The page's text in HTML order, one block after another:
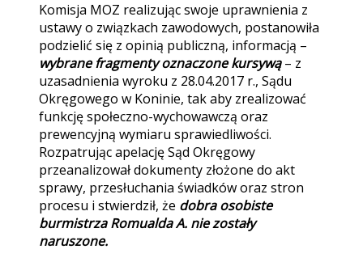
Komisja MOZ realizując swoje uprawnienia z
ustawy o związkach zawodowych, postanowiła
podzielić się z opinią publiczną, informacją –
wybrane fragmenty oznaczone kursywą– z
uzasadnienia wyroku z 28.04.2017 r., Sądu
Okręgowego w Koninie, tak aby zrealizować
funkcję społeczno-wychowawczą oraz
prewencyjną wymiaru sprawiedliwości.
Rozpatrując apelację Sąd Okręgowy
przeanalizował dokumenty złożone do akt
sprawy, przesłuchania świadków oraz stron
procesu i stwierdził, że dobra osobiste
burmistrza Romualda A. nie zostały
naruszone.